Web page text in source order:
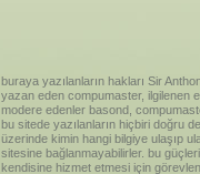
buraya yazılanların hakları Sir
yazan eden compumaster, ilgilenen
modere edenler basond,
bu sitede yazılanların hiçbiri doğru
üzerinde kimin hangi bilgiye ulaşıp
sitesine bağlanmayabilirler. bu
kendisine hizmet etmesi için